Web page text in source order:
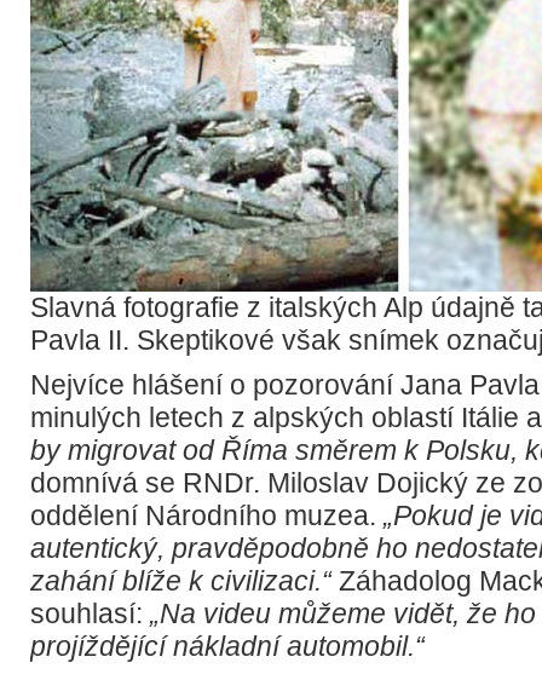
Slavná fotografie z italských Alp údajně
Pavla II. Skeptikové však snímek
Nejvíce hlášení o pozorování Jana
minulých letech z alpských oblastí Itálie
by migrovat od Říma směrem k Polsku,
domnívá se RNDr. Miloslav Dojický ze
oddělení Národního muzea. „Pokud je
autentický, pravděpodobně ho
zahání blíže k civilizaci.“Záhadolog
souhlasí: „Na videu můžeme vidět, že
projíždějící nákladní automobil.“